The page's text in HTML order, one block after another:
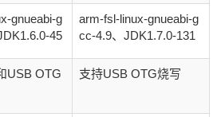
gnueabi-g
45
arm-fsl-linux-gnueabi-g
cc-4.9、JDK1.7.0-131
USB OTG
支持USB OTG烧写